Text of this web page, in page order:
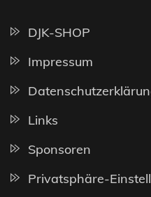
DJK-SHOP
Impressum
Links
Sponsoren
Privatsphäre-